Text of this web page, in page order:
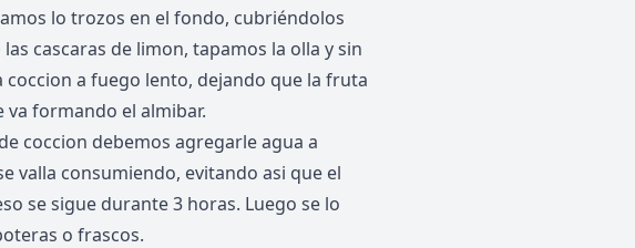
lo trozos en el fondo, cubriéndolos
cascaras de limon, tapamos la olla y sin
a fuego lento, dejando que la fruta
va formando el almibar.
coccion debemos agregarle agua a
valla consumiendo, evitando asi que el
se sigue durante 3 horas. Luego se lo
o frascos.